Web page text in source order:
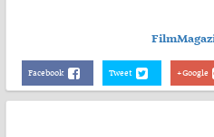
Facebook Tweet Google+